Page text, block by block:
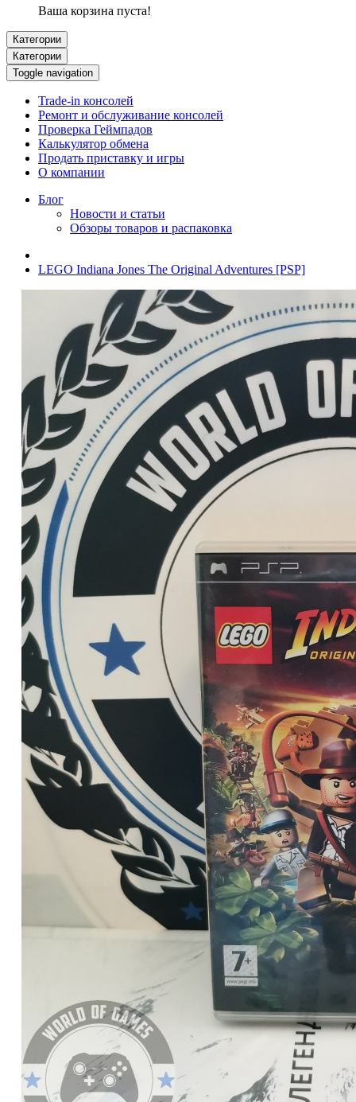
Ваша корзина пуста!
Категории
Категории
Toggle navigation
Trade-in консолей
Ремонт и обслуживание консолей
Проверка Геймпадов
Калькулятор обмена
Продать приставку и игры
О компании
Блог
Новости и статьи
Обзоры товаров и распаковка
LEGO Indiana Jones The Original Adventures [PSP]